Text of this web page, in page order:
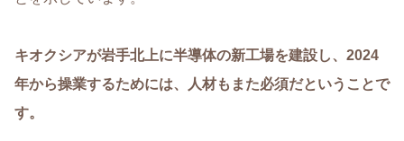
キオクシアが岩手北上に半導体の新工場を建設し、2024
年から操業するためには、人材もまた必須だということで
す。